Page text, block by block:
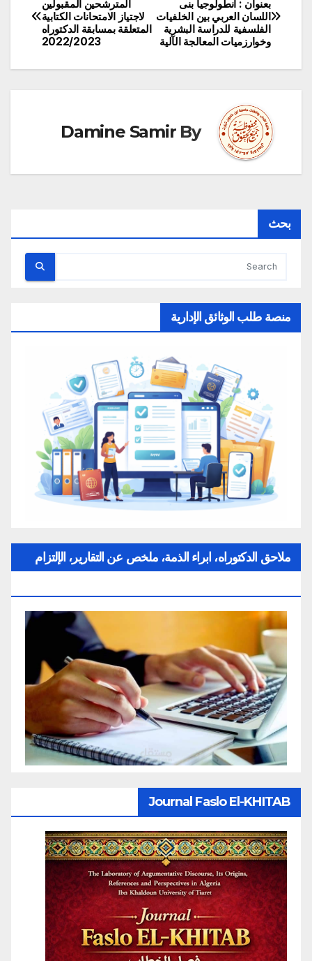
المقالات
المترشحين المقبولين
لاجتياز الامتحانات الكتابية
المتعلقة بمسابقة الدكتوراه
2022/2023
بعنوان : أنطولوجيا بنى
اللسان العربي بين الخلفيات
الفلسفية للدراسة البشرية
وخوارزميات المعالجة الآلية
By
Damine Samir
بحث
منصة طلب الوثائق الإدارية
ملاحق الدكتوراه، ابراء الذمة، ملخص عن التقارير، الإلتزام
Journal Faslo El-KHITAB